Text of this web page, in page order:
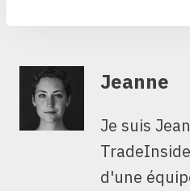
Jeanne
Je suis
d'une